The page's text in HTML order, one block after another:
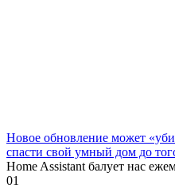
Новое обновление может
спасти свой умный дом до
Home Assistant балует нас
01